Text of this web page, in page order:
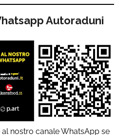
Autoraduni
nostro canale WhatsApp se